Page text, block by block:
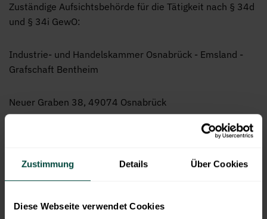
Zustimmung Details Über Cookies
Diese Webseite verwendet Cookies
Zuständige Aufsichtsbehörde für die Tätigkeit nach § 34d
und § 34i GewO:
Industrie- und Handelskammer Osnabrück - Emsland -
Grafschaft Bentheim
Neuer Graben 38, 49074 Osnabrück
Mitglied der Industrie- und Handelskammer Osnabrück,
Der Verband unabhängiger Vermögensverwalter
Maßgabe der EU-Richtlinie Nr. 2013/11 vom 21.05. 2013